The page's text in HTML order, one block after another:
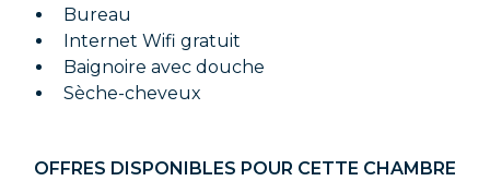
Bureau
Internet Wifi gratuit
Baignoire avec douche
Sèche-cheveux
OFFRES DISPONIBLES POUR CETTE CHAMBRE